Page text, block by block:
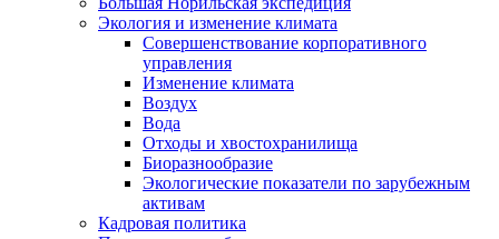
Экология и изменение климата
Совершенствование корпоративного
управления
Изменение климата
Воздух
Вода
Отходы и хвостохранилища
Биоразнообразие
Экологические показатели по зарубежным
активам
Кадровая политика